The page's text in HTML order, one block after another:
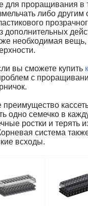
для проращивания в
либо
дополнительных
необходимая
вы сможете купить
с
преимущество
одно семечко в
ростки и терять
система
всходы.